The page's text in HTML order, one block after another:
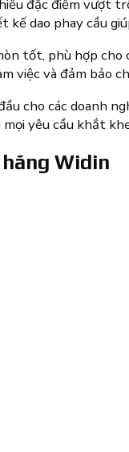
đặc điểm vượt
dao phay cầu
tốt, phù hợp
việc và đảm bảo
cho các doanh
yêu cầu khắt
Widin